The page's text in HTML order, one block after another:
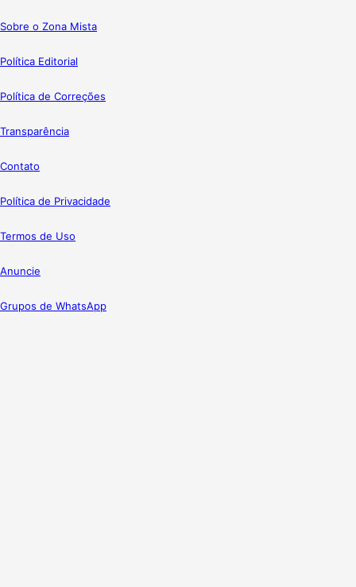
Sobre o Zona Mista
Política Editorial
Política de Correções
Transparência
Contato
Política de Privacidade
Termos de Uso
Anuncie
Grupos de WhatsApp